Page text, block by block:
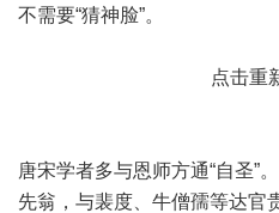
不需要“猜神脸”。
点击重
唐宋学者多与恩师方通“自圣”
先翁，与裴度、牛僧孺等达官